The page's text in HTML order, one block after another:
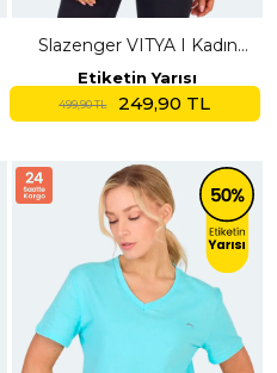
Slazenger VITYA I Kadın
Beyaz Tişört
Etiketin Yarısı
499,90 TL 249,90 TL